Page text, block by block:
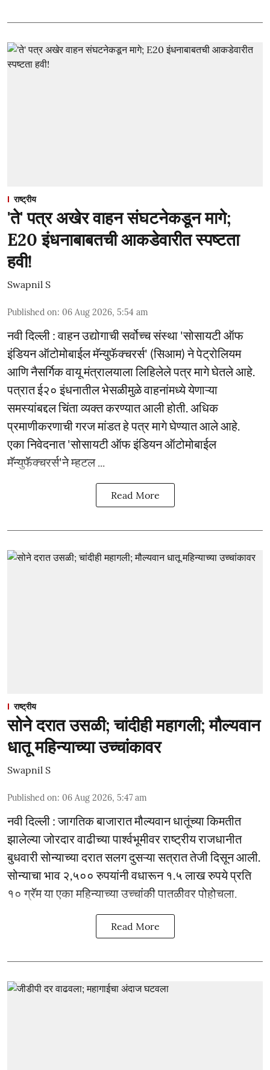
राष्ट्रीय
'ते' पत्र अखेर वाहन संघटनेकडून मागे;
E20 इंधनाबाबतची आकडेवारीत स्पष्टता
हवी!
Swapnil S
Published on: 06 Aug 2026, 5:54 am
नवी दिल्ली : वाहन उद्योगाची सर्वोच्च संस्था 'सोसायटी ऑफ
इंडियन ऑटोमोबाईल मॅन्युफॅक्चरर्स' (सिआम) ने पेट्रोलियम
आणि नैसर्गिक वायू मंत्रालयाला लिहिलेले पत्र मागे घेतले आहे.
पत्रात ई२० इंधनातील भेसळीमुळे वाहनांमध्ये येणाऱ्या
समस्यांबद्दल चिंता व्यक्त करण्यात आली होती. अधिक
प्रमाणीकरणाची गरज मांडत हे पत्र मागे घेण्यात आले आहे.
एका निवेदनात 'सोसायटी ऑफ इंडियन ऑटोमोबाईल
मॅन्युफॅक्चरर्स'ने म्हटल ...
Read More
राष्ट्रीय
सोने दरात उसळी; चांदीही महागली; मौल्यवान
धातू महिन्याच्या उच्चांकावर
Swapnil S
Published on: 06 Aug 2026, 5:47 am
नवी दिल्ली : जागतिक बाजारात मौल्यवान धातूंच्या किमतीत
झालेल्या जोरदार वाढीच्या पार्श्वभूमीवर राष्ट्रीय राजधानीत
बुधवारी सोन्याच्या दरात सलग दुसऱ्या सत्रात तेजी दिसून आली.
सोन्याचा भाव २,५०० रुपयांनी वधारून १.५ लाख रुपये प्रति
१० ग्रॅम या एका महिन्याच्या उच्चांकी पातळीवर पोहोचला.
Read More